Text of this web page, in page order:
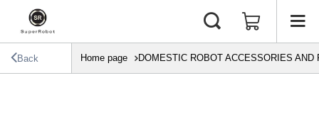
Back Home page DOMESTIC ROBOT ACCESSORIES AND